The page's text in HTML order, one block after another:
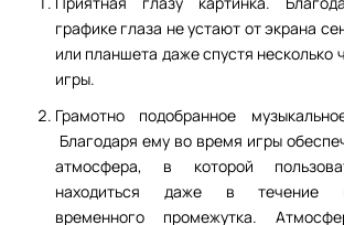
графике глаза не устают от экрана
или планшета даже спустя несколько
игры.
Грамотно подобранное
Благодаря ему во время игры
атмосфера, в которой
находиться даже в течение
временного промежутка.